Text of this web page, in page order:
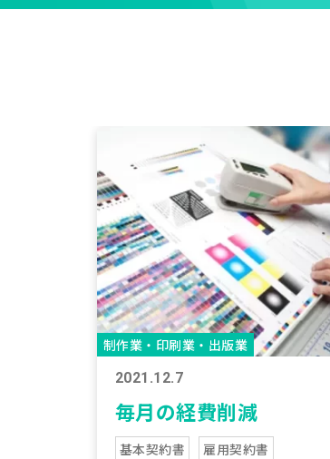
制作業・印刷業・出版業
2021.12.7
毎月の経費削減
基本契約書 雇用契約書